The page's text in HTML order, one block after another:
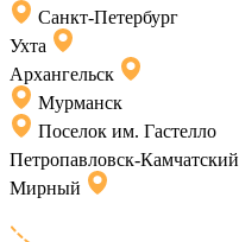
Санкт-Петербург
Ухта
Архангельск
Мурманск
Поселок им. Гастелло
Петропавловск-Камчатский
Мирный